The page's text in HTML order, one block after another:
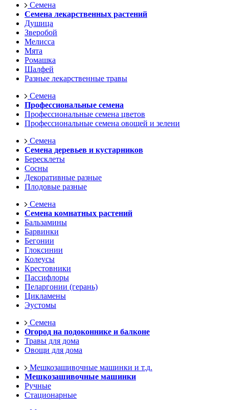
Семена
Семена лекарственных растений
Душица
Зверобой
Мелисса
Мята
Ромашка
Шалфей
Разные лекарственные травы
Семена
Профессиональные семена
Профессиональные семена цветов
Профессиональные семена овощей и зелени
Семена
Семена деревьев и кустарников
Бересклеты
Сосны
Декоративные разные
Плодовые разные
Семена
Семена комнатных растений
Бальзамины
Барвинки
Бегонии
Глоксинии
Колеусы
Крестовники
Пассифлоры
Пеларгонии (герань)
Цикламены
Эустомы
Семена
Огород на подоконнике и балконе
Травы для дома
Овощи для дома
Мешкозашивочные машинки и т.д.
Мешкозашивочные машинки
Ручные
Стационарные